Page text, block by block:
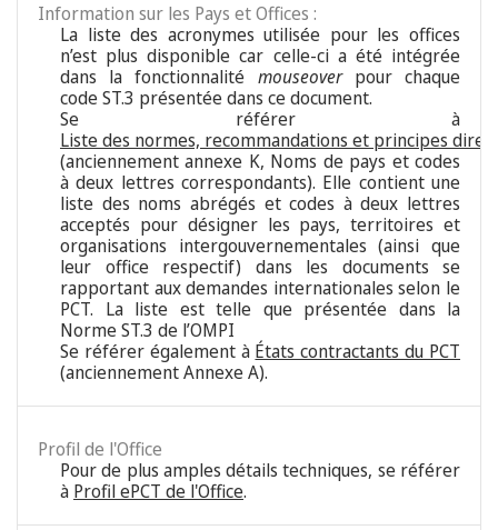
Information sur les Pays et Offices :
La liste des acronymes utilisée pour les offices
n’est plus disponible car celle-ci a été intégrée
dans la fonctionnalité mouseoverpour chaque
code ST.3 présentée dans ce document.
Se référer à
Liste des normes, recommandations et principes
(anciennement annexe K, Noms de pays et codes
à deux lettres correspondants). Elle contient une
liste des noms abrégés et codes à deux lettres
acceptés pour désigner les pays, territoires et
organisations intergouvernementales (ainsi que
leur office respectif) dans les documents se
rapportant aux demandes internationales selon le
PCT. La liste est telle que présentée dans la
Norme ST.3 de l’OMPI
Se référer également à États contractants du PCT
(anciennement Annexe A).
Profil de l'Office
Pour de plus amples détails techniques, se référer
à Profil ePCT de l'Office.